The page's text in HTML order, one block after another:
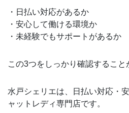
・日払い対応があるか
・安心して働ける環境か
・未経験でもサポートがあるか
この3つをしっかり確認すること
水戸シェリエは、日払い対応・
ャットレディ専門店です。